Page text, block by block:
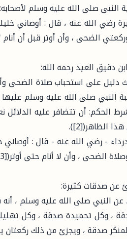
رضي الله عنه ، قال : أوصاني
الضحى ، وأن أوتر قبل أن أنام
دقيق العيد رحمه الله:
دليل على استحباب صلاة الضحى
النبي صلى الله عليه وسلم عليها
الحكم: أن تتضافر عليه الدلائل
الظاهر([2]).
- رضي الله عنه - قال :
الضحى ، وأن لا أنام حتى أوتر([3]).
عن النبي صلى الله عليه وسلم ،
، وكل تحميدة صدقة ، وكل
صدقة ، ويجزئ من ذلك ركعتان